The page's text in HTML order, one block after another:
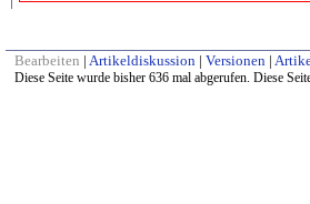
Bearbeiten | Artikeldiskussion | Versionen |
Diese Seite wurde bisher 636 mal abgerufen. Diese